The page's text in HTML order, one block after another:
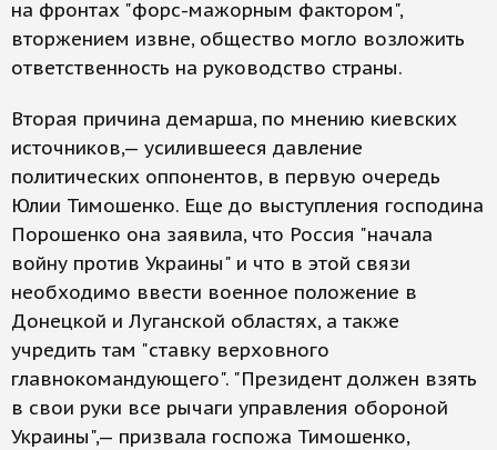
на фронтах "форс-мажорным фактором",
вторжением извне, общество могло возложить
ответственность на руководство страны.
Вторая причина демарша, по мнению киевских
источников,— усилившееся давление
политических оппонентов, в первую очередь
Юлии Тимошенко. Еще до выступления господина
Порошенко она заявила, что Россия "начала
войну против Украины" и что в этой связи
необходимо ввести военное положение в
Донецкой и Луганской областях, а также
учредить там "ставку верховного
главнокомандующего". "Президент должен взять
в свои руки все рычаги управления обороной
Украины",— призвала госпожа Тимошенко,